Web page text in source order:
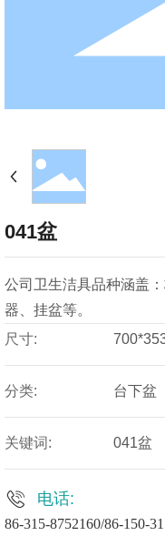
041盆
公司卫生洁具品种涵盖
尺寸:
分类: 台下盆
关键词: 041盆
电话:
86-315-8752160/86-150-